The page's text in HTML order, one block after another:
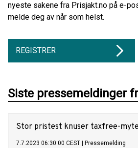
nyeste sakene fra Prisjakt.no på e-
melde deg av når som helst.
REGISTRER
Siste pressemeldinger
Stor pristest knuser taxfree-
7.7.2023 06:30:00 CEST Pressemelding